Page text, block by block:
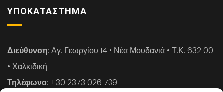
ΥΠΟΚΑΤΆΣΤΗΜΑ
Διεύθυνση: Αγ. Γεωργίου 14 • Νέα Μουδανιά • Τ.Κ. 632 00
• Χαλκιδική
Τηλέφωνο: +30 2373 026 739